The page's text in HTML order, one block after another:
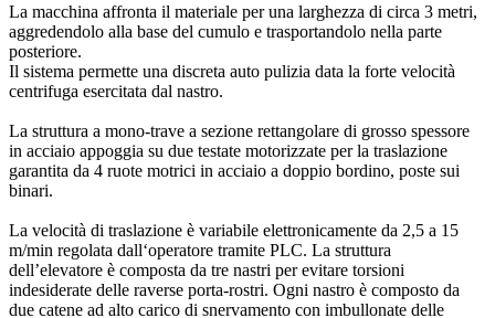
La macchina affronta il materiale per una larghezza di circa 3 metri,
aggredendolo alla base del cumulo e trasportandolo nella parte
posteriore.
Il sistema permette una discreta auto pulizia data la forte velocità
centrifuga esercitata dal nastro.
La struttura a mono-trave a sezione rettangolare di grosso spessore
in acciaio appoggia su due testate motorizzate per la traslazione
garantita da 4 ruote motrici in acciaio a doppio bordino, poste sui
binari.
La velocità di traslazione è variabile elettronicamente da 2,5 a 15
m/min regolata dall‘operatore tramite PLC. La struttura
dell’elevatore è composta da tre nastri per evitare torsioni
indesiderate delle raverse porta-rostri. Ogni nastro è composto da
due catene ad alto carico di snervamento con imbullonate delle